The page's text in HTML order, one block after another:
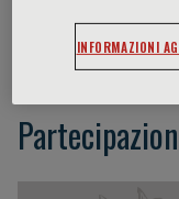
Patrick Tan
INFORMAZIONI